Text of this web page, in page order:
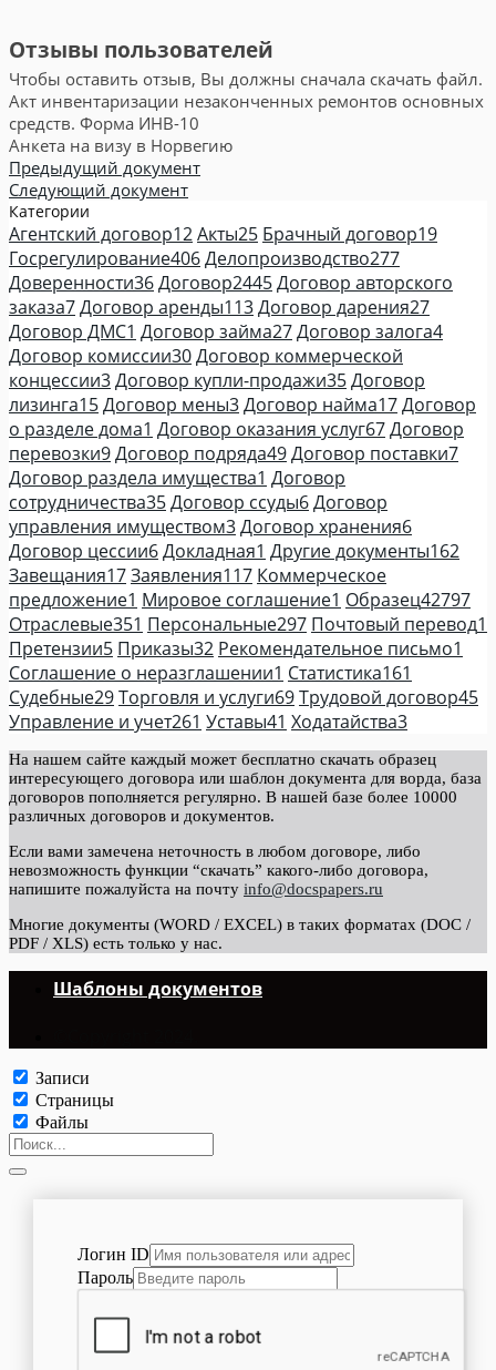
Отзывы пользователей
Чтобы оставить отзыв, Вы должны сначала скачать файл.
Акт инвентаризации незаконченных ремонтов основных
средств. Форма ИНВ-10
Анкета на визу в Норвегию
Предыдущий документ
Следующий документ
Категории
Агентский договор12Акты25 Брачный договор19
Госрегулирование406Делопроизводство277
Доверенности36Договор2445Договор авторского
заказа7Договор аренды113Договор дарения27
Договор ДМС1 Договор займа27Договор залога4
Договор комиссии30Договор коммерческой
концессии3Договор купли-продажи35Договор
лизинга15Договор мены3Договор найма17Договор
о разделе дома1 Договор оказания услуг67Договор
перевозки9Договор подряда49Договор поставки7
Договор раздела имущества1 Договор
сотрудничества35Договор ссуды6Договор
управления имуществом3Договор хранения6
Договор цессии6Докладная1 Другие документы162
Завещания17Заявления117 Коммерческое
предложение1 Мировое соглашение1 Образец42797
Отраслевые351 Персональные297 Почтовый перевод1
Претензии5 Приказы32 Рекомендательное письмо1
Соглашение о неразглашении1 Статистика161
Судебные29Торговля и услуги69Трудовой договор45
Управление и учет261 Уставы41 Ходатайства3
На нашем сайте каждый может бесплатно скачать образец
интересующего договора или шаблон документа для ворда, база
договоров пополняется регулярно. В нашей базе более 10000
различных договоров и документов.
Если вами замечена неточность в любом договоре, либо
невозможность функции “скачать” какого-либо договора,
напишите пожалуйста на почту info@docspapers.ru
Многие документы (WORD / EXCEL) в таких форматах (DOC /
PDF / XLS) есть только у нас.
Шаблоны документов
Записи
Страницы
Файлы
Логин ID
Пароль